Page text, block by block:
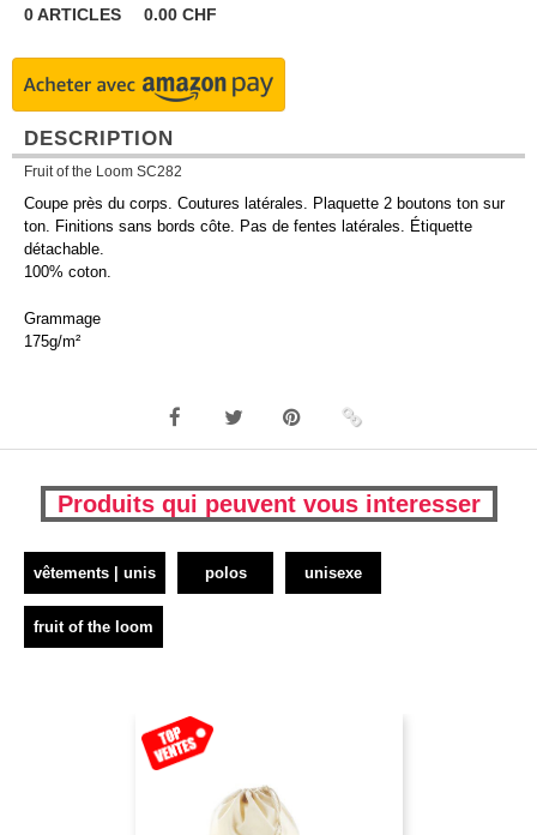
0ARTICLES 0.00 CHF
DESCRIPTION
Fruit of the Loom SC282
Coupe près du corps. Coutures latérales. Plaquette 2 boutons ton sur
ton. Finitions sans bords côte. Pas de fentes latérales. Étiquette
détachable.
100% coton.
Grammage
175g/m²
Produits qui peuvent vous interesser
vêtements | unis polos unisexe
fruit of the loom